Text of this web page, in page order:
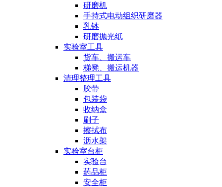
研磨机
手持式电动组织研磨器
乳钵
研磨抛光纸
实验室工具
货车、搬运车
梯凳、搬运机器
清理整理工具
胶带
包装袋
收纳盒
刷子
擦拭布
沥水架
实验室台柜
实验台
药品柜
安全柜